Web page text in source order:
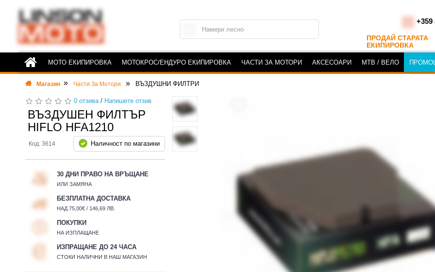
+359
ПРОДАЙ СТАРАТА
ЕКИПИРОВКА
МОТО ЕКИПИРОВКА МОТОКРОС/ЕНДУРО ЕКИПИРОВКА ЧАСТИ ЗА МОТОРИ АКСЕСОАРИ MTB / ВЕЛО
Магазин Части За Мотори ВЪЗДУШНИ ФИЛТРИ
0 отзива/ Напишете отзив
ВЪЗДУШЕН ФИЛТЪР
HIFLO HFA1210
Код: 3614 Наличност по магазини
30 ДНИ ПРАВО НА ВРЪЩАНЕ
ИЛИ ЗАМЯНА
БЕЗПЛАТНА ДОСТАВКА
НАД 75,00€ / 146,69 ЛВ.
ПОКУПКИ
НА ИЗПЛАЩАНЕ
ИЗПРАЩАНЕ ДО 24 ЧАСА
СТОКИ НАЛИЧНИ В НАШ МАГАЗИН